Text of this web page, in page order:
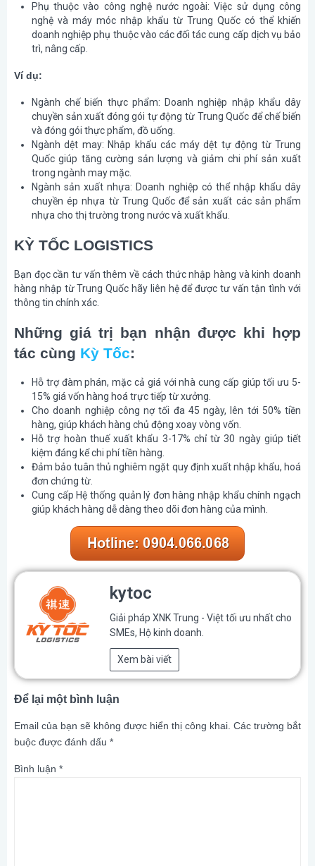
Phụ thuộc vào công nghệ nước ngoài: Việc sử dụng công
nghệ và máy móc nhập khẩu từ Trung Quốc có thể khiến
doanh nghiệp phụ thuộc vào các đối tác cung cấp dịch vụ bảo
trì, nâng cấp.
Ví dụ:
Ngành chế biến thực phẩm: Doanh nghiệp nhập khẩu dây
chuyền sản xuất đóng gói tự động từ Trung Quốc để chế biến
và đóng gói thực phẩm, đồ uống.
Ngành dệt may: Nhập khẩu các máy dệt tự động từ Trung
Quốc giúp tăng cường sản lượng và giảm chi phí sản xuất
trong ngành may mặc.
Ngành sản xuất nhựa: Doanh nghiệp có thể nhập khẩu dây
chuyền ép nhựa từ Trung Quốc để sản xuất các sản phẩm
nhựa cho thị trường trong nước và xuất khẩu.
KỲ TỐC LOGISTICS
Bạn đọc cần tư vấn thêm về cách thức nhập hàng và kinh doanh
hàng nhập từ Trung Quốc hãy liên hệ để được tư vấn tận tình với
thông tin chính xác.
Những giá trị bạn nhận được khi hợp
tác cùng Kỳ Tốc:
Hỗ trợ đàm phán, mặc cả giá với nhà cung cấp giúp tối ưu 5-
15% giá vốn hàng hoá trực tiếp từ xưởng.
Cho doanh nghiệp công nợ tối đa 45 ngày, lên tới 50% tiền
hàng, giúp khách hàng chủ động xoay vòng vốn.
Hỗ trợ hoàn thuế xuất khẩu 3-17% chỉ từ 30 ngày giúp tiết
kiệm đáng kể chi phí tiền hàng.
Đảm bảo tuân thủ nghiêm ngặt quy định xuất nhập khẩu, hoá
đơn chứng từ.
Cung cấp Hệ thống quản lý đơn hàng nhập khẩu chính ngạch
giúp khách hàng dễ dàng theo dõi đơn hàng của mình.
kytoc
Giải pháp XNK Trung - Việt tối ưu nhất cho
SMEs, Hộ kinh doanh.
Xem bài viết
Để lại một bình luận
Email của bạn sẽ không được hiển thị công khai. Các trường bắt
buộc được đánh dấu *
Bình luận *